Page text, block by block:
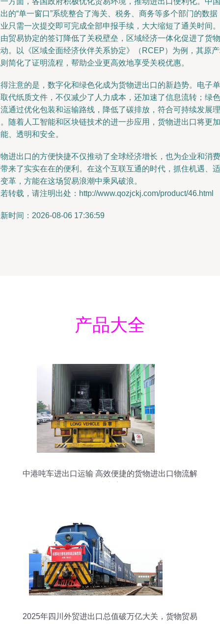
的“单一窗口”系统整合了海关、税务、商务等多个部门的数据
只需一次提交即可完成全部申报手续，大大缩短了通关时间。
贸易协定的签订降低了关税壁垒，区域经济一体化促进了货物
。以《区域全面经济伙伴关系协定》（RCEP）为例，其原
简化了证明流程，帮助企业更高效地享受关税优惠。
注意的是，数字化和绿色化成为货物进出口的新趋势。电子单
代纸质文件，不仅减少了人力成本，还加速了信息流转；绿色
通过优化包装和运输路线，降低了碳排放，符合可持续发展理
随着人工智能和区块链技术的进一步应用，货物进出口将更加
、透明和安全。
进出口的方便快捷不仅推动了全球经济增长，也为企业和消费
来了实实在在的便利。在这个互联互通的时代，抓住机遇、适
革，方能在这场贸易浪潮中乘风破浪。
转载，请注明出处：http://www.qozjckj.com/product/46.html
时间：2026-08-06 17:36:59
产品大全
中港吨车进出口运输 高效便捷的货物进出口物流解
2025年四川外贸进出口总值破万亿大关，货物贸易